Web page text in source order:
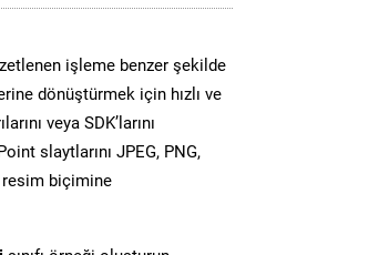
işleme benzer şekilde
dönüştürmek için hızlı ve
veya SDK’larını
slaytlarını JPEG, PNG,
resim biçimine